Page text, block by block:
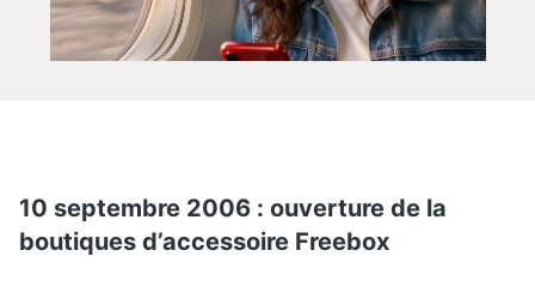
10 septembre 2006 : ouverture de la
boutiques d’accessoire Freebox